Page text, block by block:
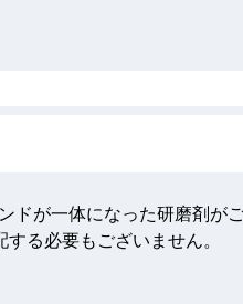
が一体になった研磨剤がご
る必要もございません。